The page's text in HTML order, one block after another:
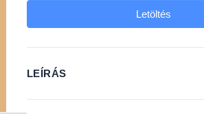
Letöltés
LEÍRÁS